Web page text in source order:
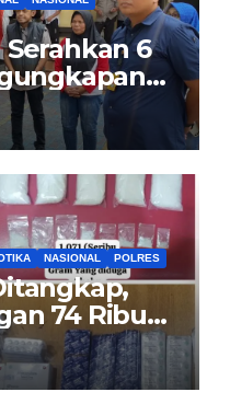
6
Kepada
NASIONAL POLRES
74 Ribu
Hingga